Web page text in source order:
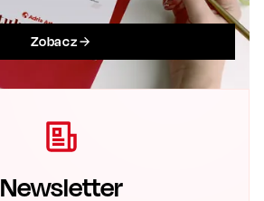
Zobacz
Newsletter